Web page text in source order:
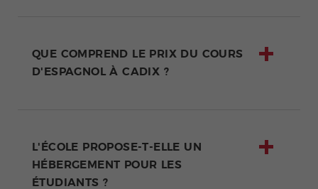
QUE COMPREND LE PRIX DU COURS
D'ESPAGNOL À CADIX ?
L'ÉCOLE PROPOSE-T-ELLE UN
HÉBERGEMENT POUR LES
ÉTUDIANTS ?